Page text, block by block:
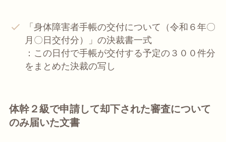
「身体障害者手帳の交付について（令和６年〇
月〇日交付分）」の決裁書一式
：この日付で手帳が交付する予定の３００件分
をまとめた決裁の写し
体幹２級で申請して却下された審査について
のみ届いた文書